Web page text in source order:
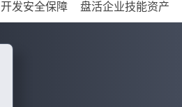
开发安全保障 盘活企业技能资产